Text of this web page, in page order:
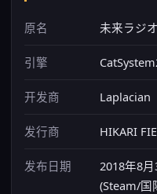
原名 未来ラジ
引擎
开发商 Laplacian
发行商 HIKARI
发布日期
2018年8
(Steam/国